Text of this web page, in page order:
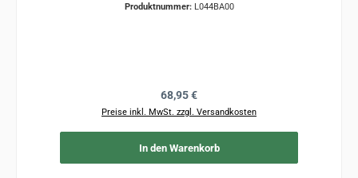
Produktnummer: L044BA00
Regulärer Preis:
68,95 €
Preise inkl. MwSt. zzgl. Versandkosten
In den Warenkorb